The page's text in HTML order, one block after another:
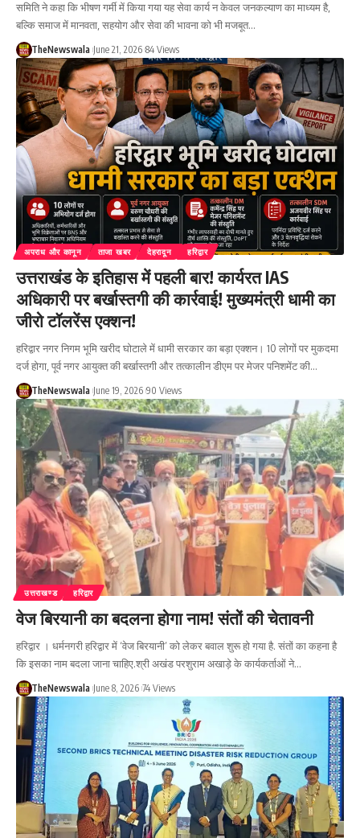
समिति ने कहा कि भीषण गर्मी में किया गया यह सेवा कार्य न केवल जनकल्याण का माध्यम है,
बल्कि समाज में मानवता, सहयोग और सेवा की भावना को भी मजबूत…
TheNewswala June 21, 2026 84 Views
अपराध और कानून ताजा खबर देहरादून हरिद्वार
उत्तराखंड के इतिहास में पहली बार! कार्यरत IAS
अधिकारी पर बर्खास्तगी की कार्रवाई! मुख्यमंत्री धामी का
जीरो टॉलरेंस एक्शन!
हरिद्वार नगर निगम भूमि खरीद घोटाले में धामी सरकार का बड़ा एक्शन। 10 लोगों पर मुकदमा
दर्ज होगा, पूर्व नगर आयुक्त की बर्खास्तगी और तत्कालीन डीएम पर मेजर पनिशमेंट की…
TheNewswala June 19, 2026 90 Views
उत्तराखण्ड हरिद्वार
वेज बिरयानी का बदलना होगा नाम! संतों की चेतावनी
हरिद्वार । धर्मनगरी हरिद्वार में ‘वेज बिरयानी’ को लेकर बवाल शुरू हो गया है. संतों का कहना है
कि इसका नाम बदला जाना चाहिए.श्री अखंड परशुराम अखाड़े के कार्यकर्ताओं ने…
TheNewswala June 8, 2026 74 Views